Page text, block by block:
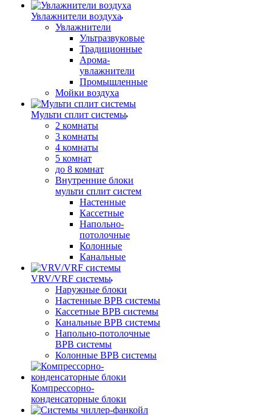
Увлажнители воздуха
Увлажнители
Ультразвуковые
Традиционные
Арома-
увлажнители
Промышленные
Мойки воздуха
Мульти сплит системы
2 комнаты
3 комнаты
4 комнаты
5 комнат
до 8 комнат
Внутренние блоки
мульти сплит систем
Настенные
Кассетные
Напольно-
потолочные
Колонные
Канальные
VRV/VRF системы
Наружные блоки
Настенные ВРВ системы
Кассетные ВРВ системы
Канальные ВРВ системы
Напольно-потолочные
ВРВ системы
Колонные ВРВ системы
Компрессорно-
конденсаторные блоки